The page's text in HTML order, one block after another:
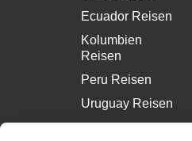
Ecuador Reisen
Kolumbien
Reisen
Peru Reisen
Uruguay Reisen